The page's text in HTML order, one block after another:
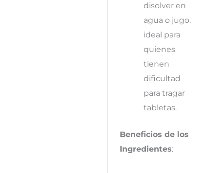
disolver en
agua o jugo,
ideal para
quienes
tienen
dificultad
para tragar
tabletas.
Beneficios de los
Ingredientes: